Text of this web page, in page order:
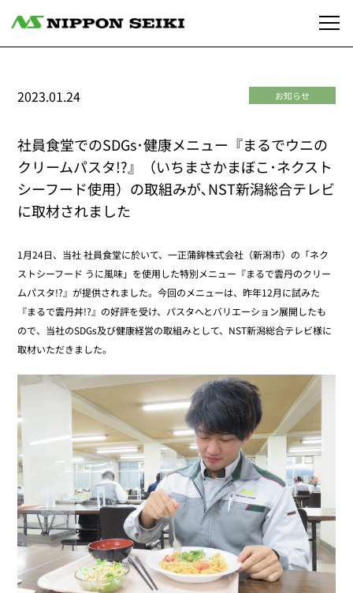
お知らせ
2023.01.24
社員食堂でのSDGs･健康メニュー『まるでウニの
クリームパスタ!?』（いちまさかまぼこ･ネクスト
シーフード使用）の取組みが､NST新潟総合テレビ
に取材されました
1月24日、当社 社員食堂に於いて、一正蒲鉾株式会社（新潟市）の「ネク
ストシーフード うに風味」を使用した特別メニュー『まるで雲丹のクリー
ムパスタ!?』が提供されました。今回のメニューは、昨年12月に試みた
『まるで雲丹丼!?』の好評を受け、パスタへとバリエーション展開したも
ので、当社のSDGs及び健康経営の取組みとして、NST新潟総合テレビ様に
取材いただきました。